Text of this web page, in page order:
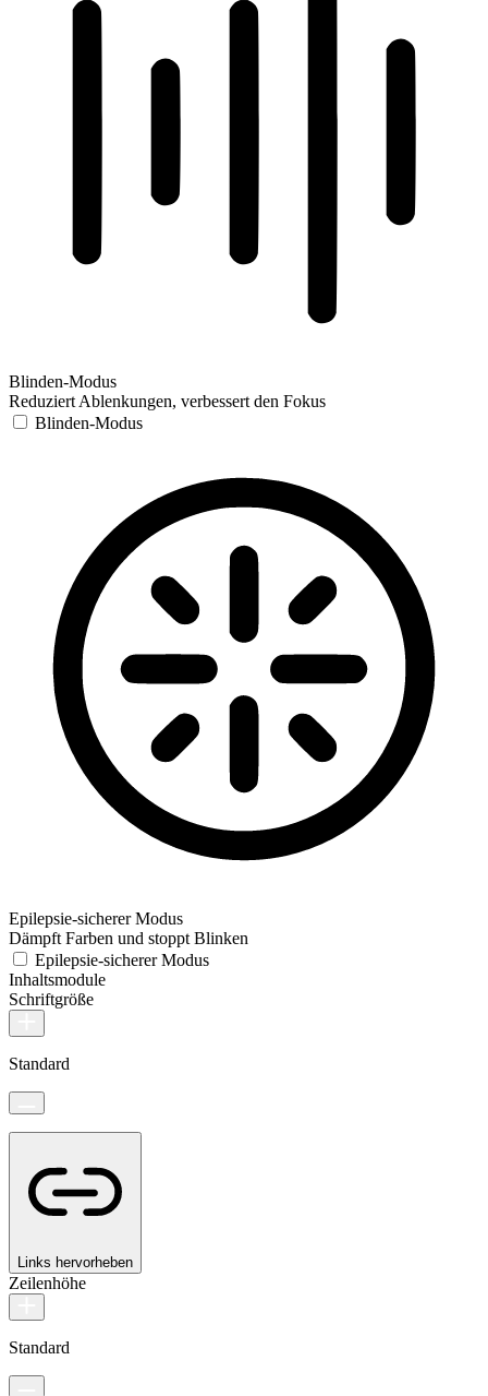
Blinden-Modus
Reduziert Ablenkungen, verbessert den Fokus
Blinden-Modus
Epilepsie-sicherer Modus
Dämpft Farben und stoppt Blinken
Epilepsie-sicherer Modus
Inhaltsmodule
Schriftgröße
Standard
Links hervorheben
Zeilenhöhe
Standard